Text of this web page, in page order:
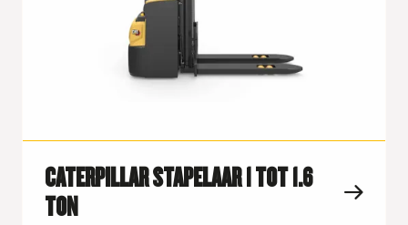
CATERPILLAR STAPELAAR 1 TOT 1.6
TON